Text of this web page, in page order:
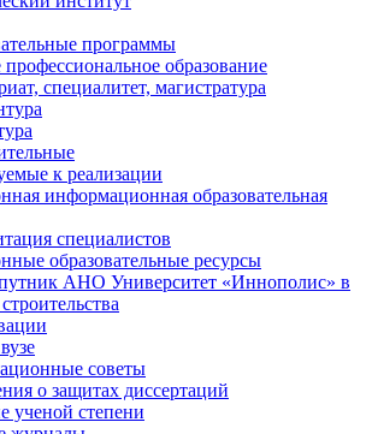
программы
образование
специалитет, магистратура
к реализации
информационная образовательная
специалистов
образовательные ресурсы
АНО Университет «Иннополис» в
советы
о защитах диссертаций
ученой степени